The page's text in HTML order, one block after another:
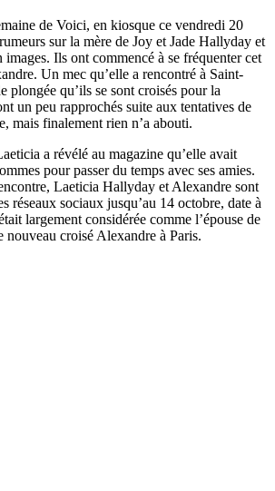
de Voici, en kiosque ce vendredi 20
sur la mère de Joy et Jade Hallyday et
Ils ont commencé à se fréquenter cet
Un mec qu’elle a rencontré à Saint-
plongée qu’ils se sont croisés pour la
un peu rapprochés suite aux tentatives de
mais finalement rien n’a abouti.
a révélé au magazine qu’elle avait
pour passer du temps avec ses amies.
Laeticia Hallyday et Alexandre sont
réseaux sociaux jusqu’au 14 octobre, date à
largement considérée comme l’épouse de
croisé Alexandre à Paris.